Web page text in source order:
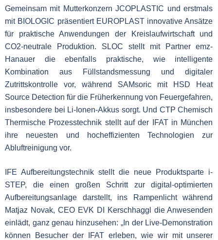
Gemeinsam mit Mutterkonzern JCOPLASTIC und erstmals
mit BIOLOGIC präsentiert EUROPLAST innovative Ansätze
für praktische Anwendungen der Kreislaufwirtschaft und
CO2-neutrale Produktion. SLOC stellt mit Partner emz-
Hanauer die ebenfalls praktische, wie intelligente
Kombination aus Füllstandsmessung und digitaler
Zutrittskontrolle vor, während SAMsoric mit HSD Heat
Source Detection für die Früherkennung von Feuergefahren,
insbesondere bei Li-Ionen-Akkus sorgt. Und CTP Chemisch
Thermische Prozesstechnik stellt auf der IFAT in München
ihre neuesten und hocheffizienten Technologien zur
Abluftreinigung vor.
IFE Aufbereitungstechnik stellt die neue Produktsparte i-
STEP, die einen großen Schritt zur digital-optimierten
Aufbereitungsanlage darstellt, ins Rampenlicht während
Matjaz Novak, CEO EVK DI Kerschhaggl die Anwesenden
einlädt, ganz genau hinzusehen: „In der Live-Demonstration
können Besucher der IFAT erleben, wie wir mit unserer